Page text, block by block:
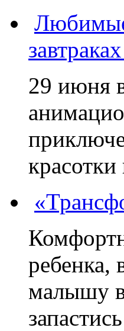
29 июня
ребенка,
малышу